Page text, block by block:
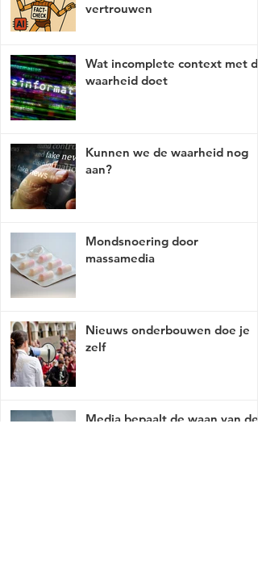
vertrouwen
Wat incomplete context met de
waarheid doet
Kunnen we de waarheid nog
aan?
Mondsnoering door
massamedia
Nieuws onderbouwen doe je
zelf
Media bepaalt de waan van de